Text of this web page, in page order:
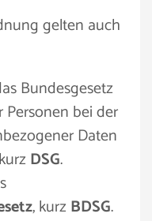
gelten auch
Bundesgesetz
bei der
Daten
DSG.
, kurz BDSG.